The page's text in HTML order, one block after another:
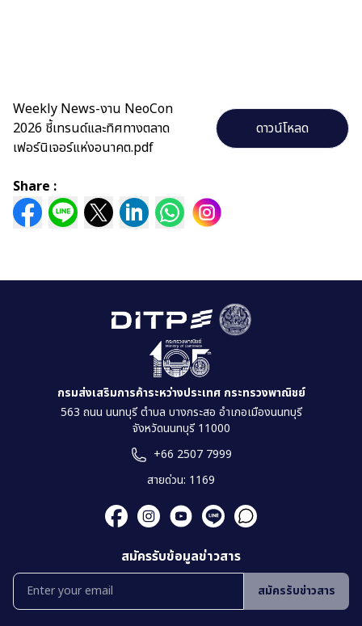
Weekly News-งาน NeoCon
2026 ชี้เทรนด์และทิศทางตลาด
เฟอร์นิเจอร์แห่งอนาคต.pdf
ดาวน์โหลด
Share :
กรมส่งเสริมการค้าระหว่างประเทศ กระทรวงพาณิชย์
563 ถนน นนทบุรี ตำบล บางกระสอ อำเภอเมืองนนทบุรี
จังหวัดนนทบุรี 11000
+66 2507 7999
สายด่วน: 1169
สมัครรับข้อมูลข่าวสาร
สมัครรับข่าวสาร